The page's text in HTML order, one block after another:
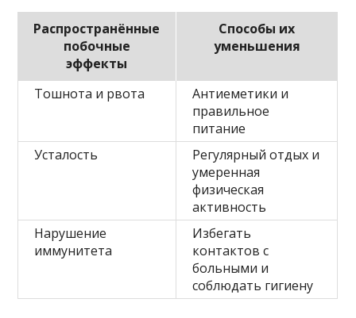
Распространённые
побочные
эффекты
Способы их
уменьшения
Тошнота и рвота
Антиеметики и
правильное
питание
Усталость
Регулярный отдых и
умеренная
физическая
активность
Нарушение
иммунитета
Избегать
контактов с
больными и
соблюдать гигиену